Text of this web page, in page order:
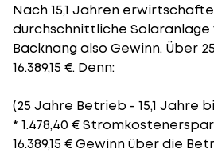
Nach 15,1 Jahren
durchschnittliche Solaranlage
Backnang also Gewinn. Über
16.389,15 €. Denn:
(25 Jahre Betrieb - 15,1 Jahre
* 1.478,40 €
16.389,15 € Gewinn über die